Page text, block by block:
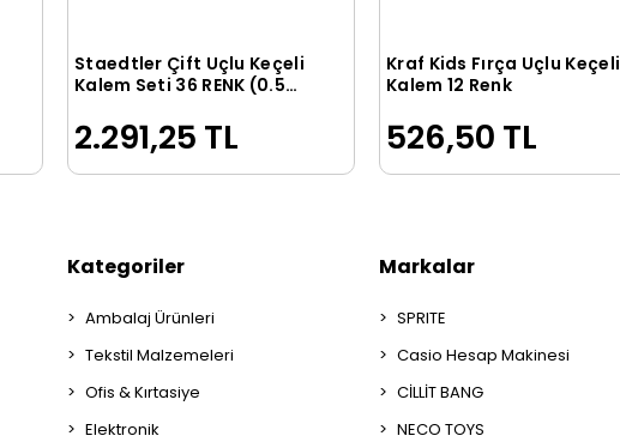
Sepete Ekle
Staedtler Çift Uçlu Keçeli
Kalem Seti 36 RENK (0.5
2.291,25 TL
Sepete Ekle
Kraf Kids Fırça Uçlu Keçeli
Kalem 12 Renk
526,50 TL
Kategoriler
Ambalaj Ürünleri
Tekstil Malzemeleri
Ofis & Kırtasiye
Elektronik
Markalar
SPRITE
Casio Hesap Makinesi
CİLLİT BANG
NECO TOYS